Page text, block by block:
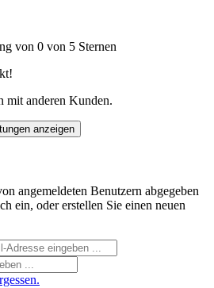
von 0 von 5 Sternen
mit anderen Kunden.
anzeigen
angemeldeten Benutzern abgegeben
ein, oder erstellen Sie einen neuen